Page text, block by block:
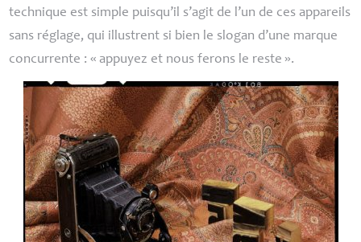
technique est simple puisqu’il s’agit de l’un de ces appareils
sans réglage, qui illustrent si bien le slogan d’une marque
concurrente : « appuyez et nous ferons le reste ».